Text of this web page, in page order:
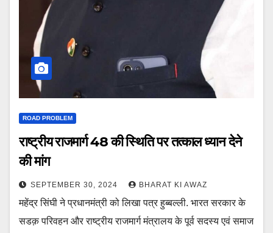
ROAD PROBLEM
राष्ट्रीय राजमार्ग 48 की स्थिति पर तत्काल ध्यान देने
की मांग
SEPTEMBER 30, 2024 BHARAT KI AWAZ
महेंद्र सिंघी ने प्रधानमंत्री को लिखा पत्र हुब्बल्ली. भारत सरकार के
सडक़ परिवहन और राष्ट्रीय राजमार्ग मंत्रालय के पूर्व सदस्य एवं समाज